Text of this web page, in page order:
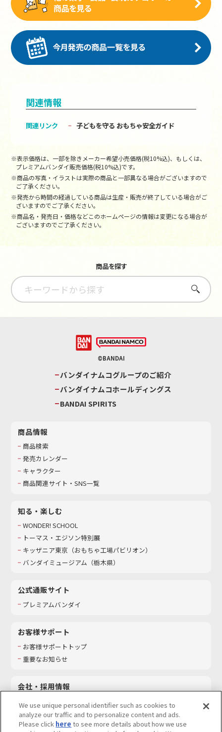
関連情報
関連リンク 子どもを守る おもちゃ安全ガイド
※表示価格は、一部を除きメーカー希望小売価格(税10%込)、もしくは、
プレミアムバンダイ販売価格(税10%込)です。
※商品の写真・イラストは実際の商品と一部異なる場合がございますので
ご了承ください。
※発売から時間の経過している商品は生産・販売が終了している場合がご
ざいますのでご了承ください。
※商品名・発売日・価格などこのホームページの情報は変更になる場合が
ございますのでご了承ください。
商品を探す
さがす
©BANDAI
バンダイナムコグループのご紹介
バンダイナムコホールディングス
BANDAI SPIRITS
商品情報
商品検索
発売カレンダー
キャラクター
商品関連サイト・SNS一覧
知る・楽しむ
WONDER! SCHOOL
トーマス・エジソン特別展
キッザニア東京（おもちゃ工場パビリオン）​
バンダイミュージアム（栃木県）
公式通販サイト
プレミアムバンダイ
お客様サポート
お客様サポートトップ
重要なお知らせ
会社・採用情報
採用情報
サステナビリティ
We use unique personal identifier such as cookies to
analyze our traffic and to personalize content and ads.
Please click here to see more details about how we use